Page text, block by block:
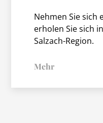
Nehmen Sie sich
erholen Sie sich
Salzach-Region.
Mehr